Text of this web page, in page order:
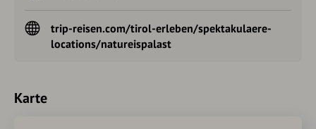
trip-reisen.com/tirol-erleben/spektakulaere-
locations/natureispalast
Karte